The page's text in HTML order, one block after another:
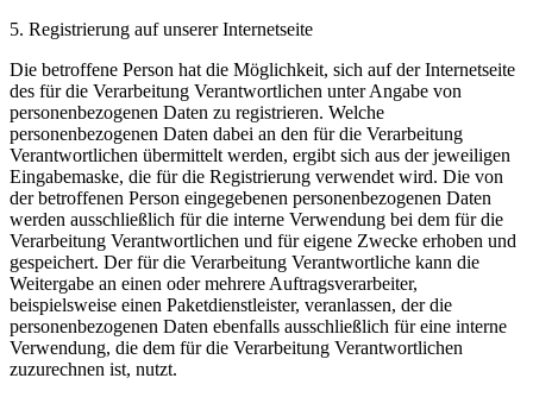
5. Registrierung auf unserer Internetseite
Die betroffene Person hat die Möglichkeit, sich auf der Internetseite
des für die Verarbeitung Verantwortlichen unter Angabe von
personenbezogenen Daten zu registrieren. Welche
personenbezogenen Daten dabei an den für die Verarbeitung
Verantwortlichen übermittelt werden, ergibt sich aus der jeweiligen
Eingabemaske, die für die Registrierung verwendet wird. Die von
der betroffenen Person eingegebenen personenbezogenen Daten
werden ausschließlich für die interne Verwendung bei dem für die
Verarbeitung Verantwortlichen und für eigene Zwecke erhoben und
gespeichert. Der für die Verarbeitung Verantwortliche kann die
Weitergabe an einen oder mehrere Auftragsverarbeiter,
beispielsweise einen Paketdienstleister, veranlassen, der die
personenbezogenen Daten ebenfalls ausschließlich für eine interne
Verwendung, die dem für die Verarbeitung Verantwortlichen
zuzurechnen ist, nutzt.